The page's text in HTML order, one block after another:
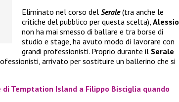
Eliminato nel corso del Serale(tra anche le
critiche del pubblico per questa scelta), Alessio
non ha mai smesso di ballare e tra borse di
studio e stage, ha avuto modo di lavorare con
grandi professionisti. Proprio durante il Serale
arrivato per sostituire un ballerino che si
di Temptation Island a Filippo Bisciglia quando